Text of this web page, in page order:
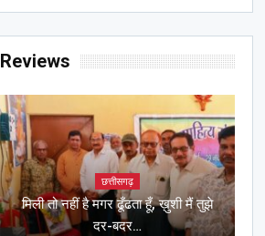
Reviews
छत्तीसगढ़
मिली तो नहीं है मगर ढूँढता हूँ, ख़ुशी मैं तुझे
दर-बदर…